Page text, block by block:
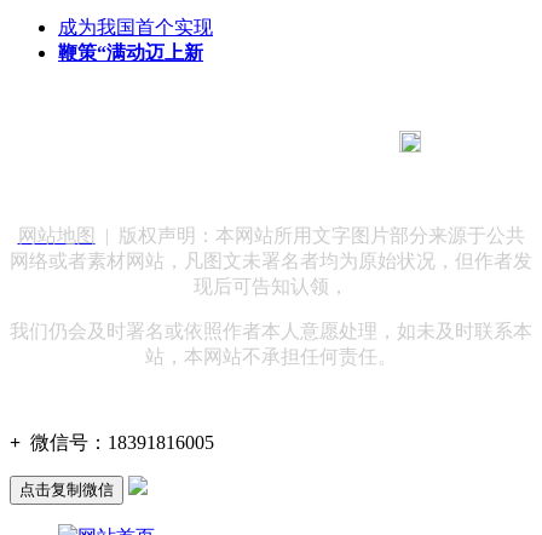
成为我国首个实现
鞭策“满动迈上新
网站地图
| 版权声明：本网站所用文字图片部分来源于公共
网络或者素材网站，凡图文未署名者均为原始状况，但作者发
现后可告知认领，
我们仍会及时署名或依照作者本人意愿处理，如未及时联系本
站，本网站不承担任何责任。
+ 微信号： 18391816005
点击复制微信